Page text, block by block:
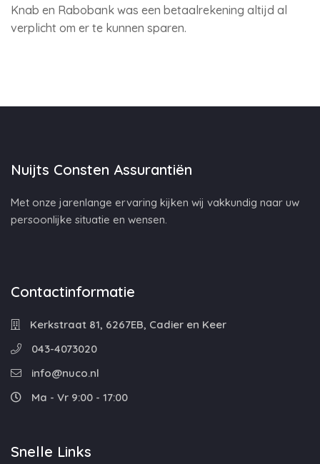
Knab en Rabobank was een betaalrekening altijd al
verplicht om er te kunnen sparen.
Nuijts Consten Assurantiën
Met onze jarenlange ervaring kijken wij vakkundig naar uw
persoonlijke situatie en wensen.
Contactinformatie
Kerkstraat 81, 6267EB, Cadier en Keer
043-4073020
info@nuco.nl
Ma - Vr 9:00 - 17:00
Snelle Links